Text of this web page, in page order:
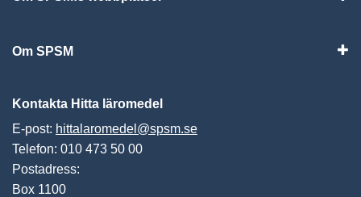
Om SPSM
Kontakta Hitta läromedel
E-post: hittalaromedel@spsm.se
Telefon: 010 473 50 00
Postadress:
Box 1100